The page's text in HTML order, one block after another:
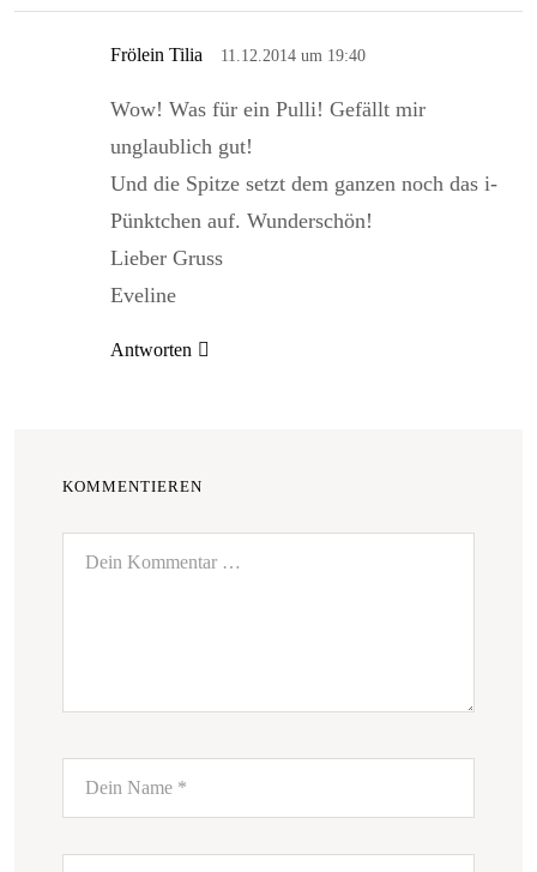
Frölein Tilia 11.12.2014 um 19:40
Wow! Was für ein Pulli! Gefällt mir
unglaublich gut!
Und die Spitze setzt dem ganzen noch das i-
Pünktchen auf. Wunderschön!
Lieber Gruss
Eveline
Antworten
KOMMENTIEREN